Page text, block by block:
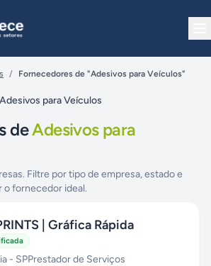
/ Fornecedores de "Adesivos para Veículos"
Adesivos para Veículos
deAdesivos para
Filtre por tipo de empresa, estado e
o fornecedor ideal.
| Gráfica Rápida
- SPPrestador de Serviços